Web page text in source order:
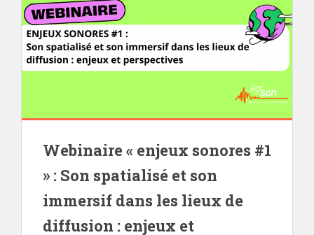
Webinaire « enjeux sonores #1
» : Son spatialisé et son
immersif dans les lieux de
diffusion : enjeux et